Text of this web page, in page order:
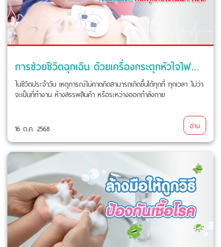
การช่วยชีวิตฉุกเฉิน ด้วยเครื่องกระตุกหัวใจไฟฟ้า AED
ในชีวิตประจำวัน เหตุการณ์ไม่คาดคิดสามารถเกิดขึ้นได้ทุกที่ ทุกเวลา ไม่ว่า
จะเป็นที่ทำงาน ห้างสรรพสินค้า หรือระหว่างออกกำลังกาย
16 ต.ค. 2568 อ่าน